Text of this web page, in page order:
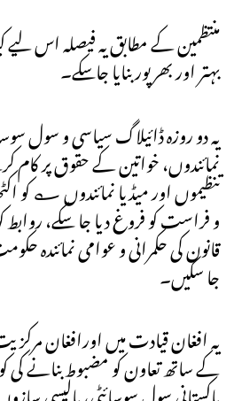
منتظمین کے مطابق یہ فیصلہ اس لیے
بہتر اور بھرپور بنایا جاسکے۔
یہ دو روزہ ڈائیلاگ سیاسی و سول
نمائندوں، خواتین کے حقوق پر کام
تنظیموں اور میڈیا نمائندوں ؎ کو
و فراست کو فروغ دیا جا سکے، روابط
قانون کی حکمرانی و عوامی
جا سکیں۔
یہ افغان قیادت میں اورافغان
کے ساتھ تعاون کو مضبوط بنانے